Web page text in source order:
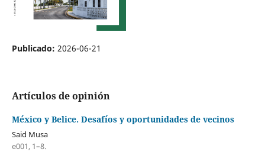
Publicado: 2026-06-21
Artículos de opinión
México y Belice. Desafíos y oportunidades de vecinos
Said Musa
e001, 1–8.